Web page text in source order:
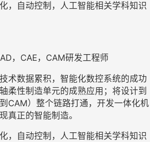
，自动控制，人工智能相关学科知识
，CAE，CAM研发工程师
术数据累积，智能化数控系统的成功
柔性制造单元的成熟应用；将设计到
CAM）整个链路打通，开发一体化机
真正的智能制造。
，自动控制，人工智能相关学科知识